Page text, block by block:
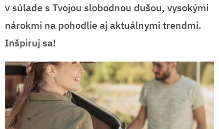
v súlade s Tvojou slobodnou dušou, vysokými
nárokmi na pohodlie aj aktuálnymi trendmi.
Inšpiruj sa!